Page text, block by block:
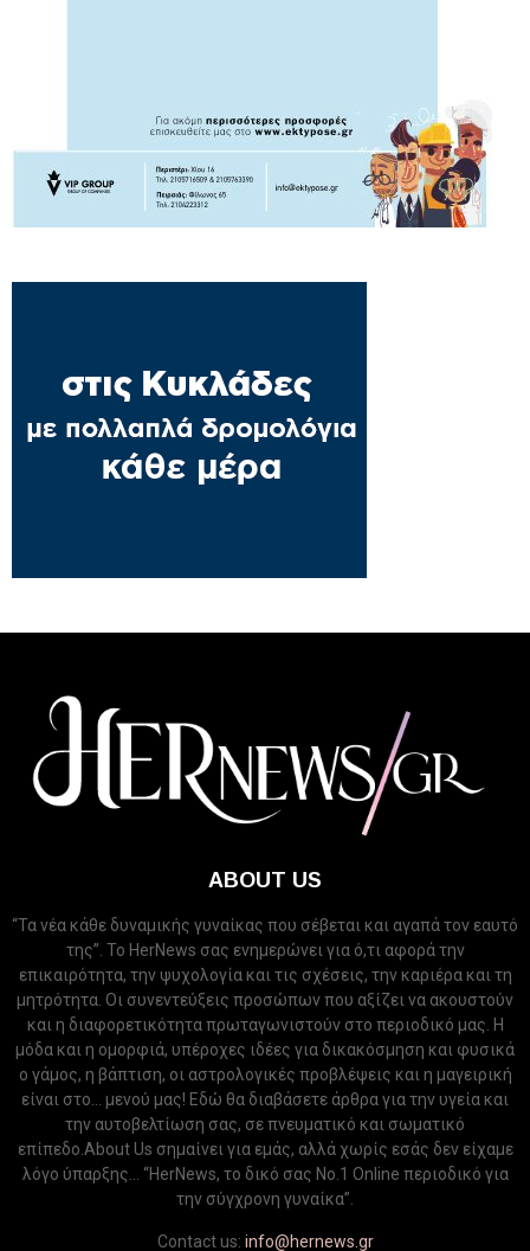
ABOUT US
“Τα νέα κάθε δυναμικής γυναίκας που σέβεται και αγαπά τον εαυτό
της”. Το HerNews σας ενημερώνει για ό,τι αφορά την
επικαιρότητα, την ψυχολογία και τις σχέσεις, την καριέρα και τη
μητρότητα. Οι συνεντεύξεις προσώπων που αξίζει να ακουστούν
και η διαφορετικότητα πρωταγωνιστούν στο περιοδικό μας. Η
μόδα και η ομορφιά, υπέροχες ιδέες για δικακόσμηση και φυσικά
ο γάμος, η βάπτιση, οι αστρολογικές προβλέψεις και η μαγειρική
είναι στο... μενού μας! Εδώ θα διαβάσετε άρθρα για την υγεία και
την αυτοβελτίωση σας, σε πνευματικό και σωματικό
επίπεδο.About Us σημαίνει για εμάς, αλλά χωρίς εσάς δεν είχαμε
λόγο ύπαρξης... “HerNews, το δικό σας Νo.1 Online περιοδικό για
την σύγχρονη γυναίκα”.
Contact us: info@hernews.gr